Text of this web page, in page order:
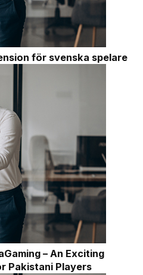
för svenska spelare
– An Exciting
Pakistani Players